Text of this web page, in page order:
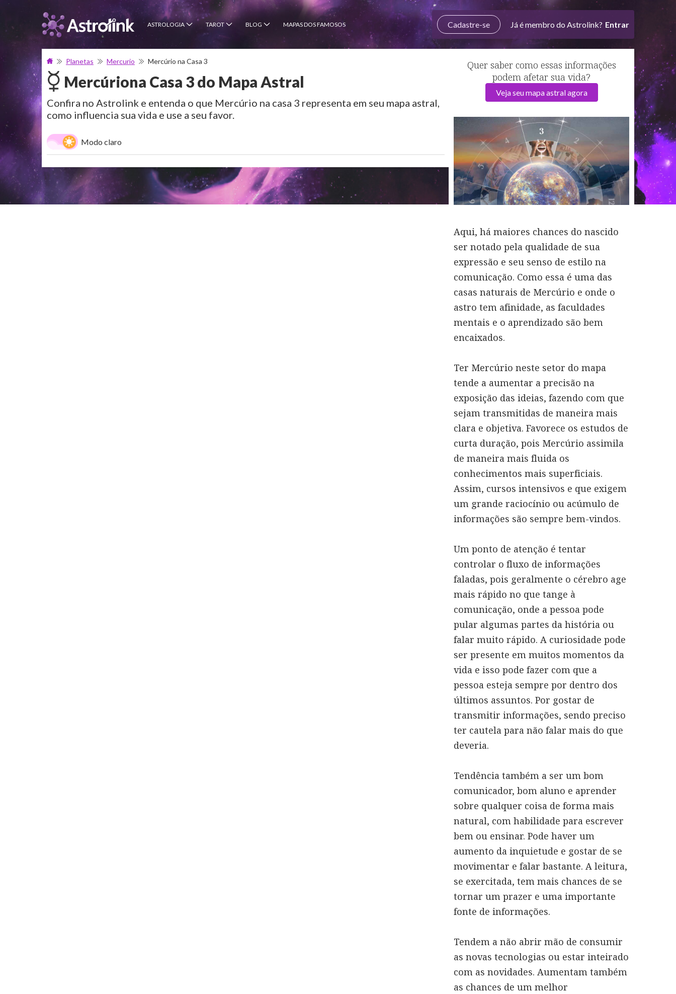
ASTROLOGIA TAROT BLOG MAPAS DOS FAMOSOS Cadastre-se Já é membro do Astrolink? Entrar
Planetas Mercurio Mercúrio na Casa 3
Mercúriona Casa 3 do Mapa Astral
Confira no Astrolink e entenda o que Mercúrio na casa 3 representa em seu mapa astral,
como influencia sua vida e use a seu favor.
Modo claro
Quer saber como essas informações
podem afetar sua vida?
Veja seu mapa astral agora
Aqui, há maiores chances do nascido
ser notado pela qualidade de sua
expressão e seu senso de estilo na
comunicação. Como essa é uma das
casas naturais de Mercúrio e onde o
astro tem afinidade, as faculdades
mentais e o aprendizado são bem
encaixados.
Ter Mercúrio neste setor do mapa
tende a aumentar a precisão na
exposição das ideias, fazendo com que
sejam transmitidas de maneira mais
clara e objetiva. Favorece os estudos de
curta duração, pois Mercúrio assimila
de maneira mais fluida os
conhecimentos mais superficiais.
Assim, cursos intensivos e que exigem
um grande raciocínio ou acúmulo de
informações são sempre bem-vindos.
Um ponto de atenção é tentar
controlar o fluxo de informações
faladas, pois geralmente o cérebro age
mais rápido no que tange à
comunicação, onde a pessoa pode
pular algumas partes da história ou
falar muito rápido. A curiosidade pode
ser presente em muitos momentos da
vida e isso pode fazer com que a
pessoa esteja sempre por dentro dos
últimos assuntos. Por gostar de
transmitir informações, sendo preciso
ter cautela para não falar mais do que
deveria.
Tendência também a ser um bom
comunicador, bom aluno e aprender
sobre qualquer coisa de forma mais
natural, com habilidade para escrever
bem ou ensinar. Pode haver um
aumento da inquietude e gostar de se
movimentar e falar bastante. A leitura,
se exercitada, tem mais chances de se
tornar um prazer e uma importante
fonte de informações.
Tendem a não abrir mão de consumir
as novas tecnologias ou estar inteirado
com as novidades. Aumentam também
as chances de um melhor